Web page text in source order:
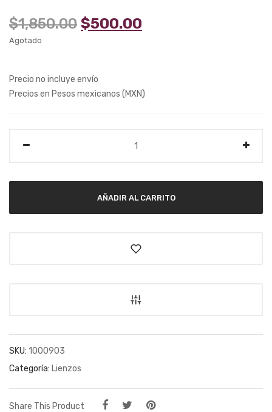
$1,850.00 Original
$1,850.00.
$500.00
Agotado
Precio no incluye envío
Precios en Pesos mexicanos (MXN)
AÑADIR AL CARRITO
SKU: 1000903
Categoría: Lienzos
Share This Product